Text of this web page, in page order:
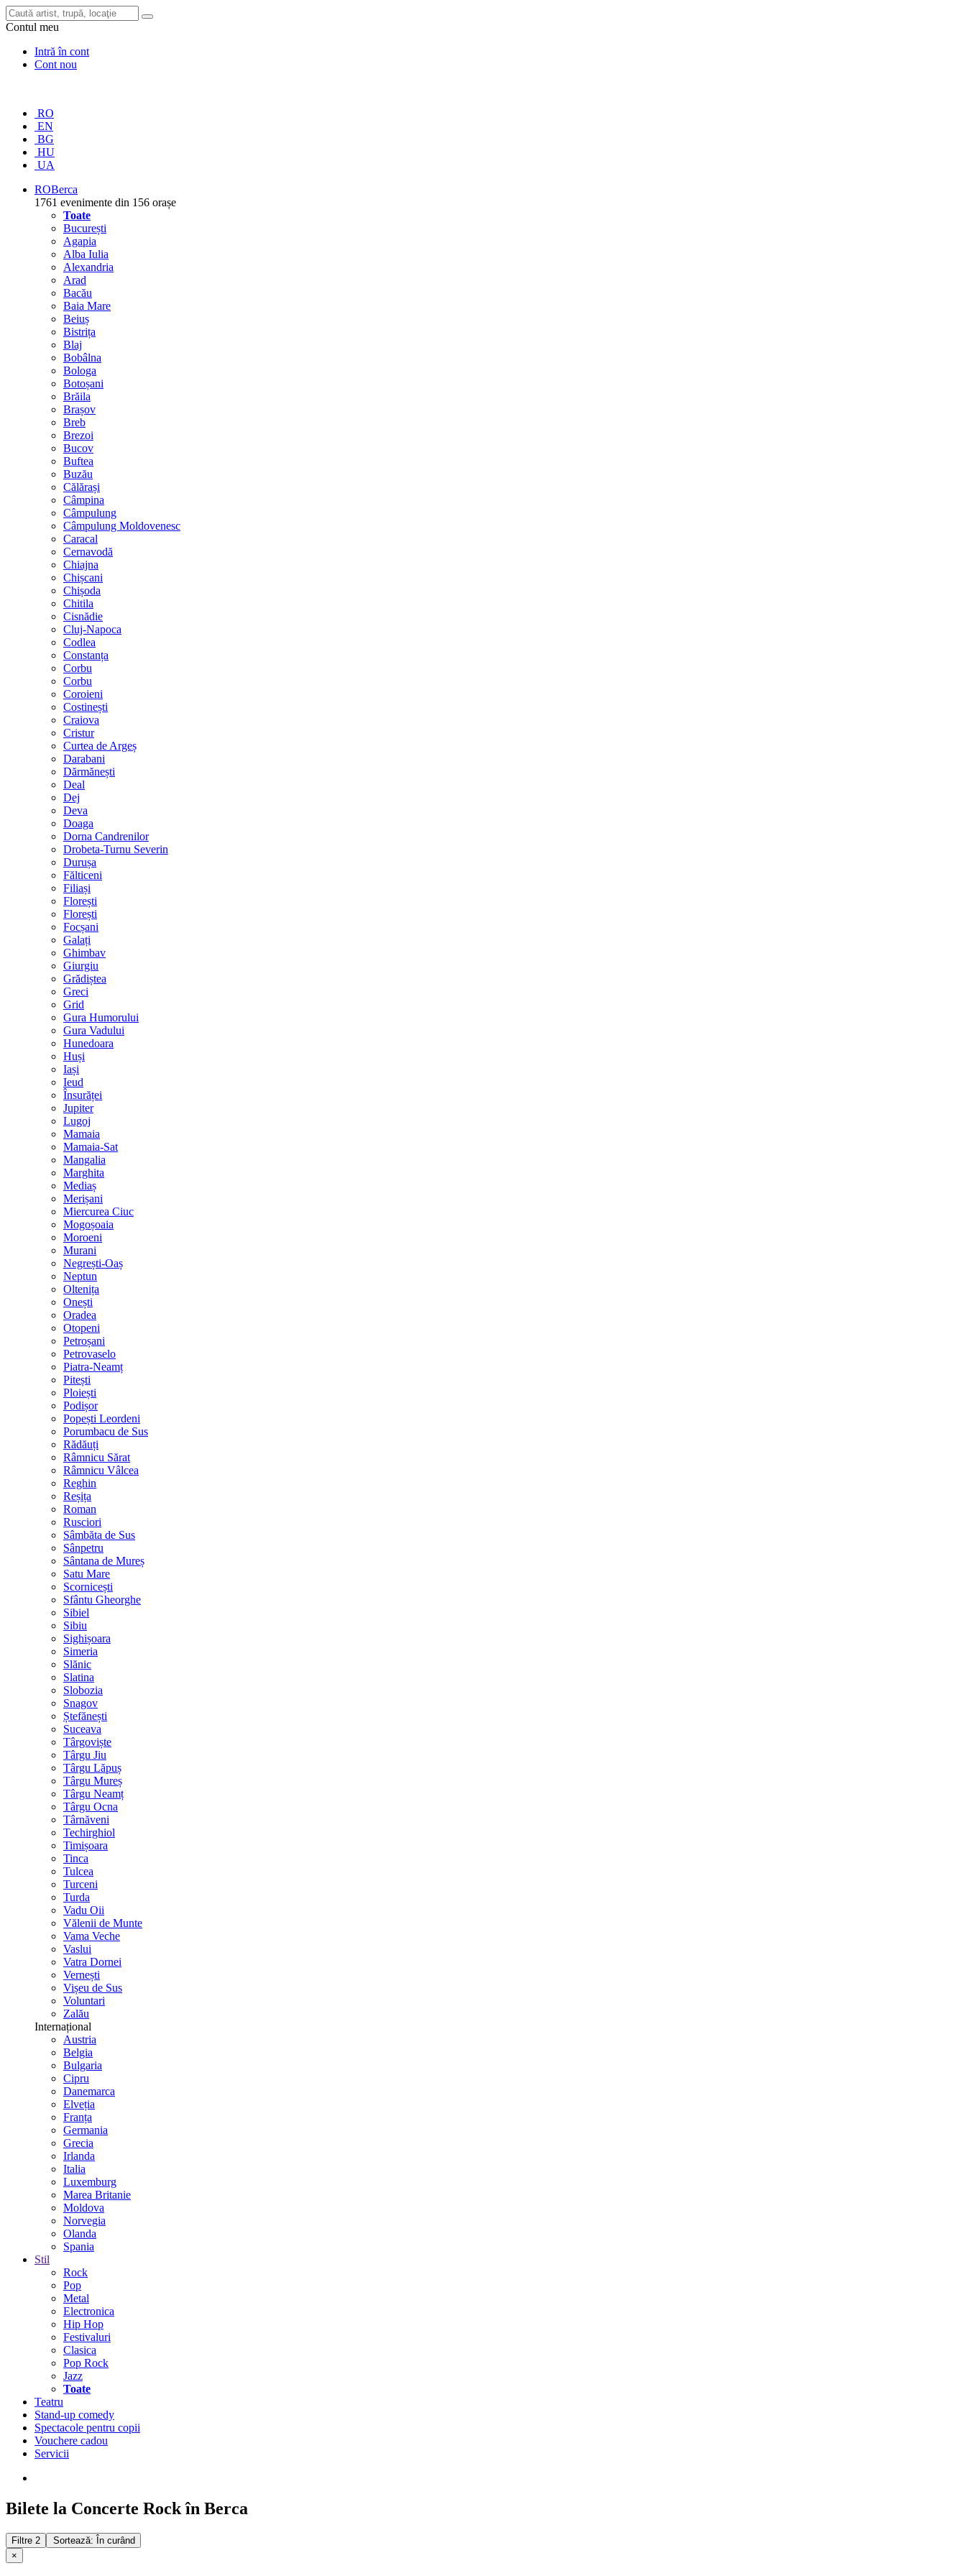
Contul meu
Intră în cont
Cont nou
RO
EN
BG
HU
UA
ROBerca
1761 evenimente din 156 orașe
Toate
București
Agapia
Alba Iulia
Alexandria
Arad
Bacău
Baia Mare
Beiuș
Bistrița
Blaj
Bobâlna
Bologa
Botoșani
Brăila
Brașov
Breb
Brezoi
Bucov
Buftea
Buzău
Călărași
Câmpina
Câmpulung
Câmpulung Moldovenesc
Caracal
Cernavodă
Chiajna
Chișcani
Chișoda
Chitila
Cisnădie
Cluj-Napoca
Codlea
Constanța
Corbu
Corbu
Coroieni
Costinești
Craiova
Cristur
Curtea de Argeș
Darabani
Dărmănești
Deal
Dej
Deva
Doaga
Dorna Candrenilor
Drobeta-Turnu Severin
Durușa
Fălticeni
Filiași
Florești
Florești
Focșani
Galați
Ghimbav
Giurgiu
Grădiștea
Greci
Grid
Gura Humorului
Gura Vadului
Hunedoara
Huși
Iași
Ieud
Însurăței
Jupiter
Lugoj
Mamaia
Mamaia-Sat
Mangalia
Marghita
Mediaș
Merișani
Miercurea Ciuc
Mogoșoaia
Moroeni
Murani
Negrești-Oaș
Neptun
Oltenița
Onești
Oradea
Otopeni
Petroșani
Petrovaselo
Piatra-Neamț
Pitești
Ploiești
Podișor
Popești Leordeni
Porumbacu de Sus
Rădăuți
Râmnicu Sărat
Râmnicu Vâlcea
Reghin
Reșița
Roman
Rusciori
Sâmbăta de Sus
Sânpetru
Sântana de Mureș
Satu Mare
Scornicești
Sfântu Gheorghe
Sibiel
Sibiu
Sighișoara
Simeria
Slănic
Slatina
Slobozia
Snagov
Ștefănești
Suceava
Târgoviște
Târgu Jiu
Târgu Lăpuș
Târgu Mureș
Târgu Neamț
Târgu Ocna
Târnăveni
Techirghiol
Timișoara
Tinca
Tulcea
Turceni
Turda
Vadu Oii
Vălenii de Munte
Vama Veche
Vaslui
Vatra Dornei
Vernești
Vișeu de Sus
Voluntari
Zalău
Internațional
Austria
Belgia
Bulgaria
Cipru
Danemarca
Elveția
Franța
Germania
Grecia
Irlanda
Italia
Luxemburg
Marea Britanie
Moldova
Norvegia
Olanda
Spania
Stil
Rock
Pop
Metal
Electronica
Hip Hop
Festivaluri
Clasica
Pop Rock
Jazz
Toate
Teatru
Stand-up comedy
Spectacole pentru copii
Vouchere cadou
Servicii
Bilete la Concerte Rock în Berca
Filtre 2
Sortează: În curând
×